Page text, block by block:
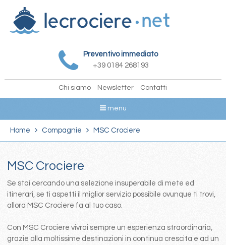
Preventivo immediato
+39 0184 268193
Chi siamo Newsletter Contatti
menu
Home Compagnie MSC Crociere
MSC Crociere
Se stai cercando una selezione insuperabile di mete ed
itinerari, se ti aspetti il miglior servizio possibile ovunque ti trovi,
allora MSC Crociere fa al tuo caso.
Con MSC Crociere vivrai sempre un esperienza straordinaria,
grazie alla moltissime destinazioni in continua crescita e ad un